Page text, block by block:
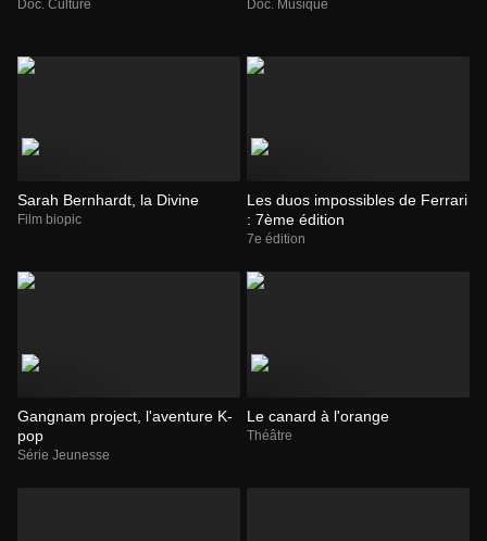
Doc. Culture Doc. Musique
Sarah Bernhardt, la Divine
Film biopic
Les duos impossibles de Ferrari
: 7ème édition
7e édition
Gangnam project, l'aventure K-
pop
Série Jeunesse
Le canard à l'orange
Théâtre